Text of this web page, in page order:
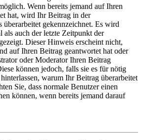
Wenn bereits jemand auf Ihren
hat, wird Ihr Beitrag in der
überarbeitet gekennzeichnet. Es wird
als auch der letzte Zeitpunkt der
Dieser Hinweis erscheint nicht,
auf Ihren Beitrag geantwortet hat oder
oder Moderator Ihren Beitrag
können jedoch, falls sie es für nötig
warum Ihr Beitrag überarbeitet
Sie, dass normale Benutzer einen
können, wenn bereits jemand darauf